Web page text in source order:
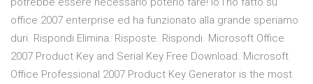
office 2007 enterprise ed ha funzionato alla grande speriamo
duri. Rispondi Elimina. Risposte. Rispondi. Microsoft Office
2007 Product Key and Serial Key Free Download. Microsoft
Office Professional 2007 Product Key Generator is the most